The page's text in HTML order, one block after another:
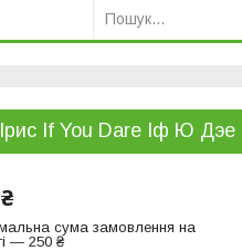
Ірис If You Dare Іф Ю Дэе
сума замовлення на
— 250 ₴